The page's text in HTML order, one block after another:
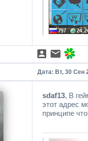
Дата: Вт, 30 Сен
sdaf13, В
этот адрес
принципе